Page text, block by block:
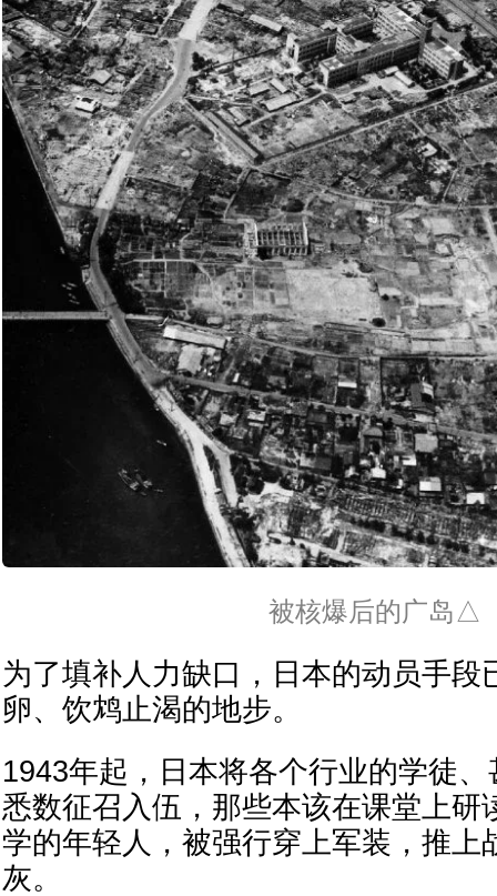
被核爆后的广岛△
为了填补人力缺口，日本的动员手段
卵、饮鸩止渴的地步。
1943年起，日本将各个行业的学徒
悉数征召入伍，那些本该在课堂上研
学的年轻人，被强行穿上军装，推上
灰。